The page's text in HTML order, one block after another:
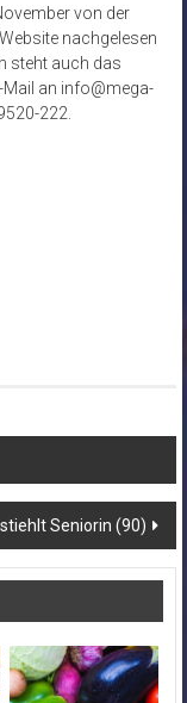
von der
nachgelesen
steht auch das
Mail an info@mega-
222.
Seniorin (90)